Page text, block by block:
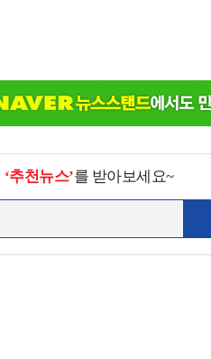
‘추천뉴스’를 받아보세요~